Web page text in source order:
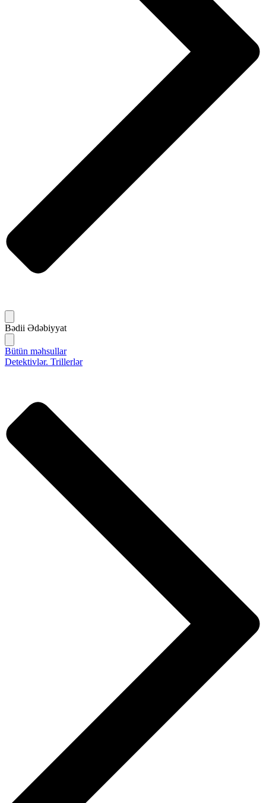
Bədii Ədəbiyyat
Bütün məhsullar
Detektivlər. Trillerlər